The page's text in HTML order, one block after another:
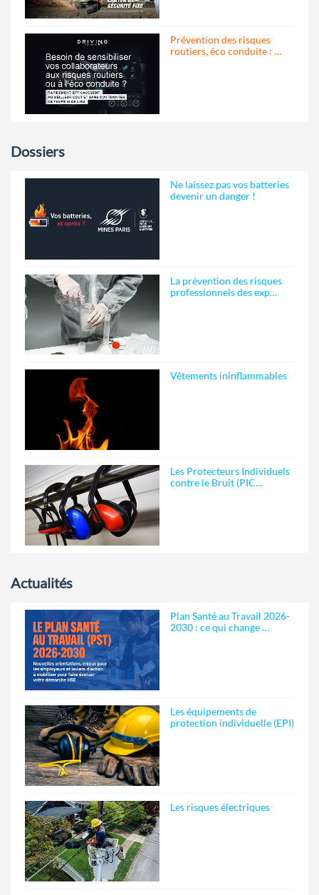
Prévention des risques
routiers, éco conduite : …
Dossiers
Ne laissez pas vos batteries
devenir un danger !
La prévention des risques
professionnels des exp…
Vêtements ininflammables
Les Protecteurs Individuels
contre le Bruit (PIC…
Actualités
Plan Santé au Travail 2026-
2030 : ce qui change …
Les équipements de
protection individuelle (EPI)
Les risques électriques